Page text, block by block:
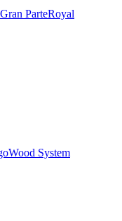
Gran ParteRoyal
Wood System